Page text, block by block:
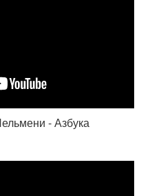
- Азбука